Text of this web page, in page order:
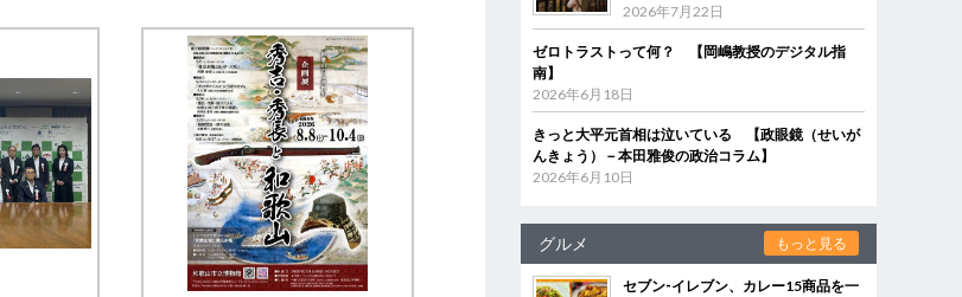
2026年7月22日
ゼロトラストって何？ 【岡嶋教授のデジタル指
南】
2026年6月18日
きっと大平元首相は泣いている 【政眼鏡（せいが
んきょう）－本田雅俊の政治コラム】
2026年6月10日
グルメ もっと見る
セブン‐イレブン、カレー15商品を一